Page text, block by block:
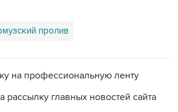
пролив
на профессиональную ленту
рассылку главных новостей сайта